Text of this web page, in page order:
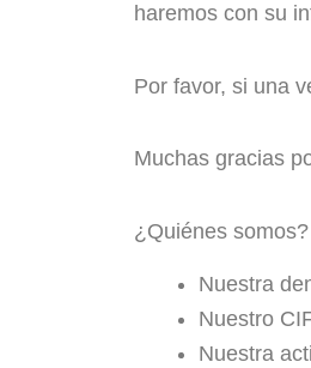
haremos con su
Por favor, si una
Muchas gracias
¿Quiénes somos?
Nuestra
Nuestro
Nuestra